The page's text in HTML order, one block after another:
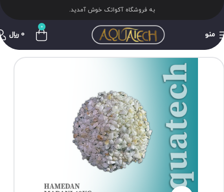
به فروشگاه آکواتک خوش آمدید.
منو
0
0 ﷼